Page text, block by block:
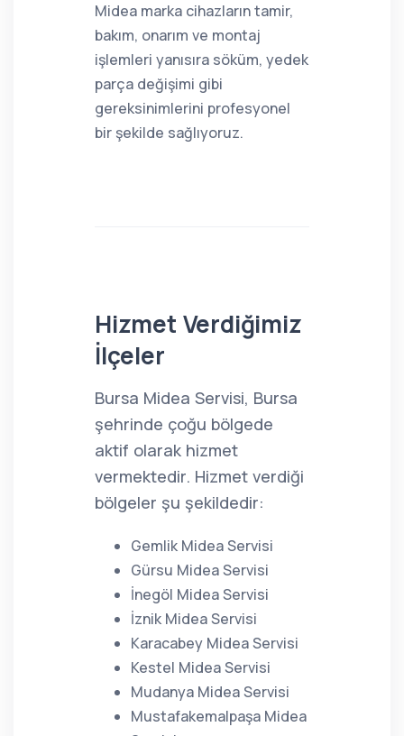
Midea marka cihazların tamir,
bakım, onarım ve montaj
işlemleri yanısıra söküm, yedek
parça değişimi gibi
gereksinimlerini profesyonel
bir şekilde sağlıyoruz.
Hizmet Verdiğimiz
İlçeler
Bursa Midea Servisi, Bursa
şehrinde çoğu bölgede
aktif olarak hizmet
vermektedir. Hizmet verdiği
bölgeler şu şekildedir:
Gemlik Midea Servisi
Gürsu Midea Servisi
İnegöl Midea Servisi
İznik Midea Servisi
Karacabey Midea Servisi
Kestel Midea Servisi
Mudanya Midea Servisi
Mustafakemalpaşa Midea